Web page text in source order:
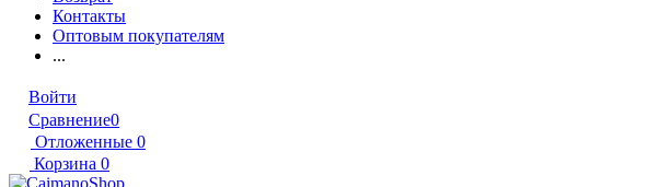
Контакты
Оптовым покупателям
...
Войти
Сравнение0
Отложенные 0
Корзина 0